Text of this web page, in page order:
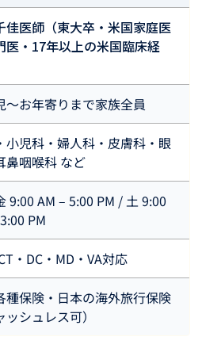
佳医師（東大卒・米国家庭医
医・17年以上の米国臨床経
〜お年寄りまで家族全員
小児科・婦人科・皮膚科・眼
鼻咽喉科 など
9:00 AM – 5:00 PM / 土 9:00
PM
・DC・MD・VA対応
種保険・日本の海外旅行保険
ッシュレス可）